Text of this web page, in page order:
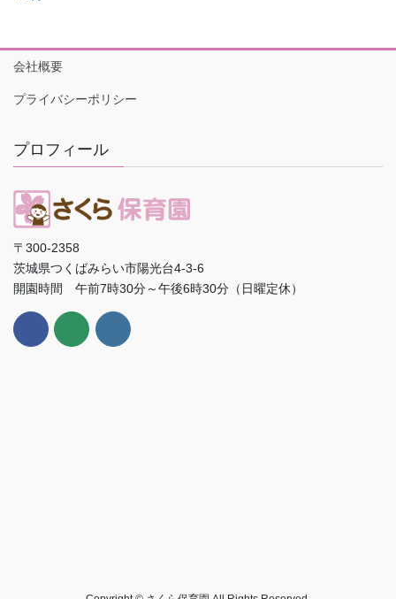
会社概要
プライバシーポリシー
プロフィール
〒300-2358
茨城県つくばみらい市陽光台4-3-6
開園時間 午前7時30分～午後6時30分（日曜定休）